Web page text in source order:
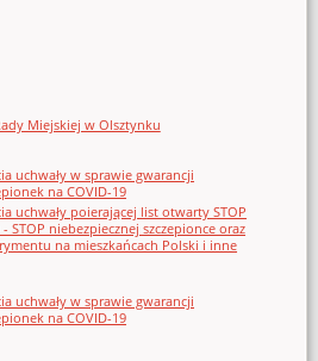
Miejskiej w Olsztynku
uchwały w sprawie gwarancji
na COVID-19
uchwały poierającej list otwarty STOP
STOP niebezpiecznej szczepionce oraz
na mieszkańcach Polski i inne
uchwały w sprawie gwarancji
na COVID-19